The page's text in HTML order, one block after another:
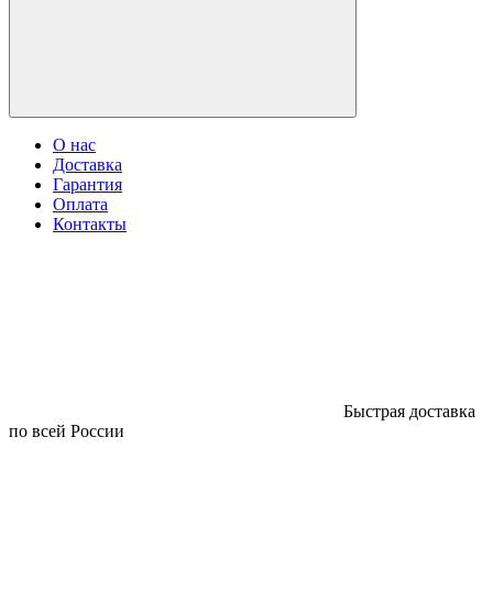
О нас
Доставка
Гарантия
Оплата
Контакты
Быстрая доставка
по всей России